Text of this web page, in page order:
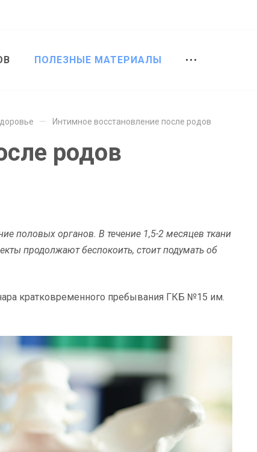
ПОЛЕЗНЫЕ МАТЕРИАЛЫ
— Интимное восстановление после родов
родов
половых органов. В течение 1,5-2 месяцев ткани
продолжают беспокоить, стоит подумать об
кратковременного пребывания ГКБ №15 им.